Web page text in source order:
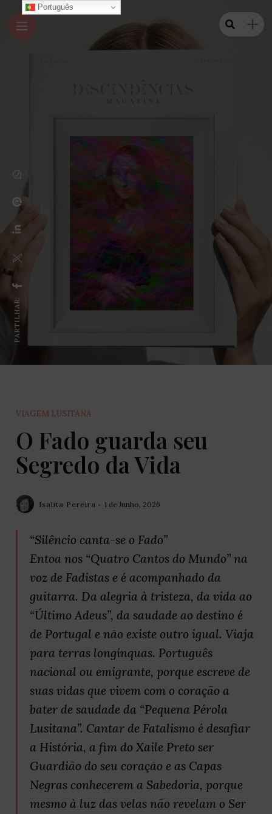
PARTILHAR:
VIAGEM LUSITANA
O Fado guarda seu
Segredo da Vida
Isalita Pereira 1 de Junho, 2026
“Silêncio canta-se o Fado”
Entoa nos “Quatro Cantos do Mundo” na
voz de Fadistas e é acompanhado da
guitarra. Da alegria à tristeza, da vida ao
“Último Adeus”, da saudade ao destino é
de Portugal e não existe outro igual. Viaja
para terras longínquas. Português
nacional ou emigrante, porque escreve de
suas vidas que vivem com o coração a
bater de saudade da “Pequena Pérola
Lusitana”. Cantar de Fatalismo é desafiar
a História, a fim do Xaile Preto ser
Guardião do seu coração e as Capas
Negras conhecerem a Sabedoria, porque
mesmo à luz das velas não revelam o Ser
Português